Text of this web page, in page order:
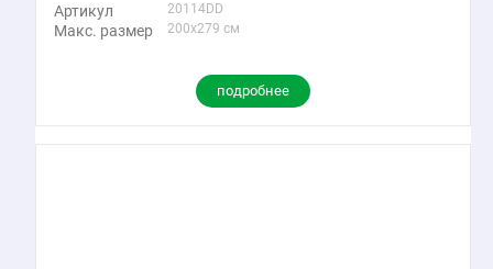
Артикул 20114DD
Макс. размер 200x279 см
подробнее